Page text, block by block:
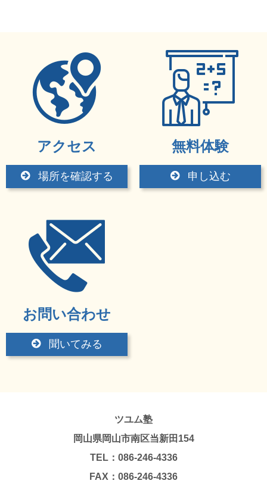
アクセス
場所を確認する
無料体験
申し込む
お問い合わせ
聞いてみる
ツユム塾
岡山県岡山市南区当新田154
TEL：086-246-4336
FAX：086-246-4336